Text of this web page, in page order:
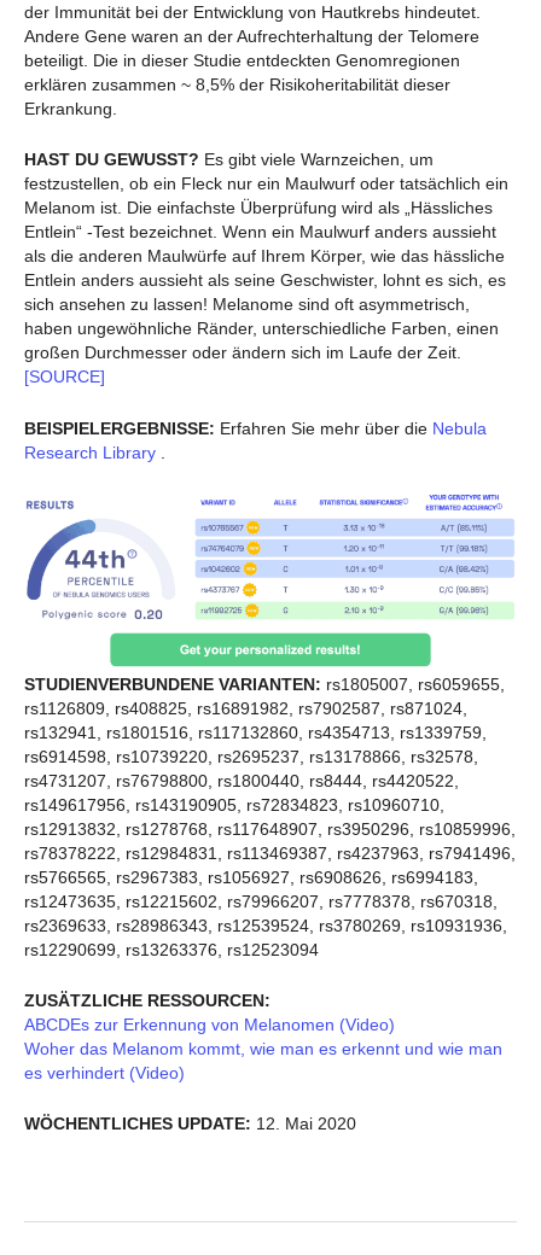
der Immunität bei der Entwicklung von Hautkrebs hindeutet.
Andere Gene waren an der Aufrechterhaltung der Telomere
beteiligt. Die in dieser Studie entdeckten Genomregionen
erklären zusammen ~ 8,5% der Risikoheritabilität dieser
Erkrankung.
HAST DU GEWUSST? Es gibt viele Warnzeichen, um
festzustellen, ob ein Fleck nur ein Maulwurf oder tatsächlich ein
Melanom ist. Die einfachste Überprüfung wird als „Hässliches
Entlein“ -Test bezeichnet. Wenn ein Maulwurf anders aussieht
als die anderen Maulwürfe auf Ihrem Körper, wie das hässliche
Entlein anders aussieht als seine Geschwister, lohnt es sich, es
sich ansehen zu lassen! Melanome sind oft asymmetrisch,
haben ungewöhnliche Ränder, unterschiedliche Farben, einen
großen Durchmesser oder ändern sich im Laufe der Zeit.
[SOURCE]
BEISPIELERGEBNISSE: Erfahren Sie mehr über die Nebula
Research Library
STUDIENVERBUNDENE VARIANTEN: rs1805007, rs6059655,
rs1126809, rs408825, rs16891982, rs7902587, rs871024,
rs132941, rs1801516, rs117132860, rs4354713, rs1339759,
rs6914598, rs10739220, rs2695237, rs13178866, rs32578,
rs4731207, rs76798800, rs1800440, rs8444, rs4420522,
rs149617956, rs143190905, rs72834823, rs10960710,
rs12913832, rs1278768, rs117648907, rs3950296, rs10859996,
rs78378222, rs12984831, rs113469387, rs4237963, rs7941496,
rs5766565, rs2967383, rs1056927, rs6908626, rs6994183,
rs12473635, rs12215602, rs79966207, rs7778378, rs670318,
rs2369633, rs28986343, rs12539524, rs3780269, rs10931936,
rs12290699, rs13263376, rs12523094
ZUSÄTZLICHE RESSOURCEN:
ABCDEs zur Erkennung von Melanomen (Video)
Woher das Melanom kommt, wie man es erkennt und wie man
es verhindert (Video)
WÖCHENTLICHES UPDATE: 12. Mai 2020